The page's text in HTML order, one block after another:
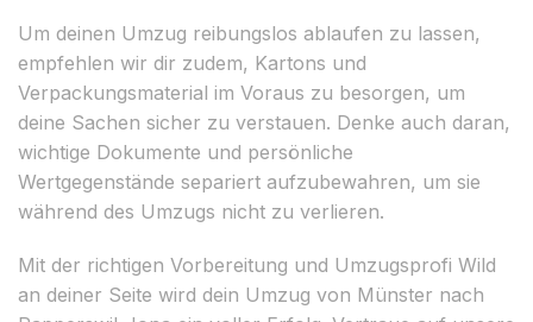
Um deinen Umzug reibungslos ablaufen zu lassen,
empfehlen wir dir zudem, Kartons und
Verpackungsmaterial im Voraus zu besorgen, um
deine Sachen sicher zu verstauen. Denke auch daran,
wichtige Dokumente und persönliche
Wertgegenstände separiert aufzubewahren, um sie
während des Umzugs nicht zu verlieren.
Mit der richtigen Vorbereitung und Umzugsprofi Wild
an deiner Seite wird dein Umzug von Münster nach